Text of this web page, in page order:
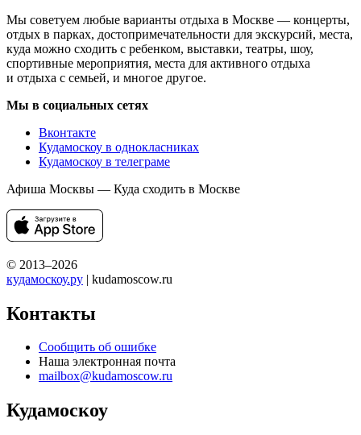
Мы советуем любые варианты отдыха в Москве — концерты,
отдых в парках, достопримечательности для экскурсий, места,
куда можно сходить с ребенком, выставки, театры, шоу,
спортивные мероприятия, места для активного отдыха
и отдыха с семьей, и многое другое.
Мы в социальных сетях
Вконтакте
Кудамоскоу в однокласниках
Кудамоскоу в телеграме
Афиша Москвы — Куда сходить в Москве
© 2013–2026
кудамоскоу.ру | kudamoscow.ru
Контакты
Сообщить об ошибке
Наша электронная почта
mailbox@kudamoscow.ru
Кудамоскоу